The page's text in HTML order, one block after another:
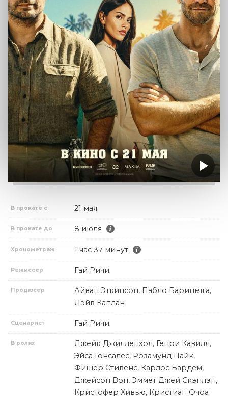
В прокате с 21 мая
В прокате до 8 июля
Хронометраж 1 час 37 минут
Режиссер Гай Ричи
Продюсер
Айван Эткинсон, Пабло Бариньяга,
Дэйв Каплан
Сценарист Гай Ричи
В ролях
Джейк Джилленхол, Генри Кавилл,
Эйса Гонсалес, Розамунд Пайк,
Фишер Стивенс, Карлос Бардем,
Джейсон Вон, Эммет Джей Скэнлэн,
Кристофер Хивью, Кристиан Очоа